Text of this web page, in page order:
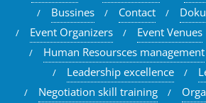
Bussines
Contact
Event Organizers
Event Venues
Human Resoursces management
Leadership excellence
Negotiation skill training